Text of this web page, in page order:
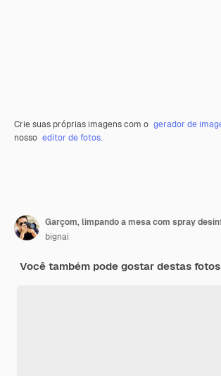
Crie suas próprias imagens com o gerador de
nosso editor de fotos.
bignai
Você também pode gostar destas fotos